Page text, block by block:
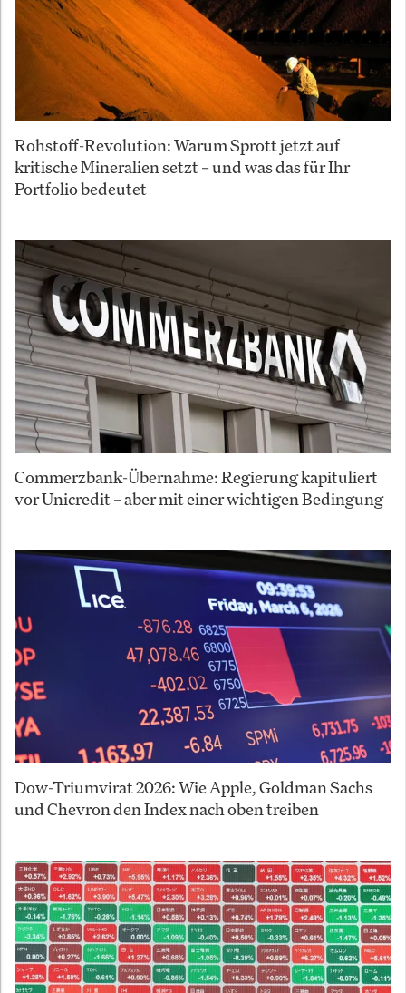
Rohstoff-Revolution: Warum Sprott jetzt auf
kritische Mineralien setzt – und was das für Ihr
Portfolio bedeutet
Commerzbank-Übernahme: Regierung kapituliert
vor Unicredit – aber mit einer wichtigen Bedingung
Dow-Triumvirat 2026: Wie Apple, Goldman Sachs
und Chevron den Index nach oben treiben